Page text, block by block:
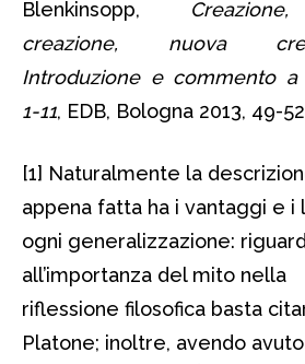
Blenkinsopp,
creazione, nuova
Introduzione e commento a
1-11, EDB, Bologna 2013, 49-
[1] Naturalmente la
appena fatta ha i vantaggi e i
ogni generalizzazione:
all’importanza del mito nella
riflessione filosofica basta
Platone; inoltre, avendo